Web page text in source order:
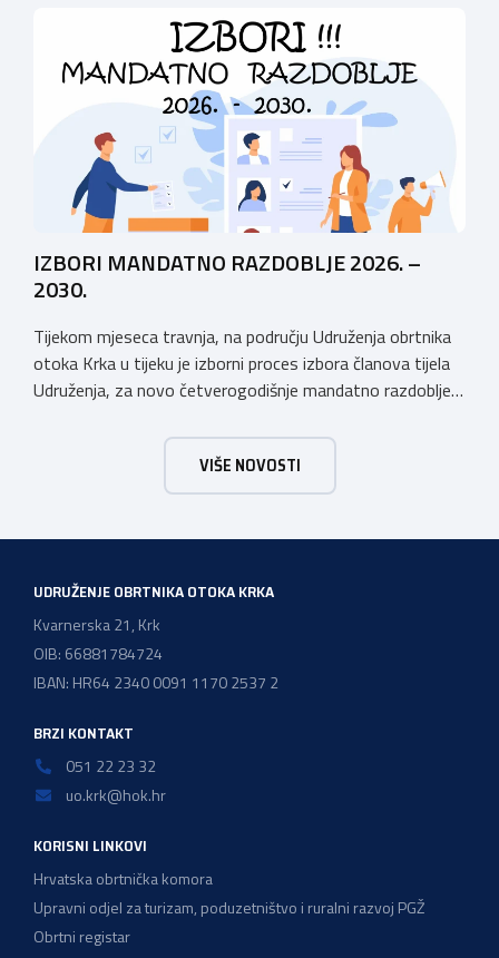
u Gospiću i prerasla je u najznačajnjiju gospodarsku,
kulturnu i etno manifestaciju na području Ličko-senjske
županije. Organizator izložbe […]
IZBORI MANDATNO RAZDOBLJE 2026. –
2030.
Tijekom mjeseca travnja, na području Udruženja obrtnika
otoka Krka u tijeku je izborni proces izbora članova tijela
Udruženja, za novo četverogodišnje mandatno razdoblje
postojanja i rada dužu od 50 godina, stoga Vas pozivamo
da se svi aktivno uključite u Izborni proces koji je u tijeku i
VIŠE NOVOSTI
UDRUŽENJE OBRTNIKA OTOKA KRKA
Kvarnerska 21, Krk
OIB: 66881784724
IBAN: HR64 2340 0091 1170 2537 2
BRZI KONTAKT
051 22 23 32
uo.krk@hok.hr
KORISNI LINKOVI
Hrvatska obrtnička komora
Upravni odjel za turizam, poduzetništvo i ruralni razvoj PGŽ
Obrtni registar